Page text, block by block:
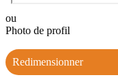
ou
Photo de profil
Redimensionner